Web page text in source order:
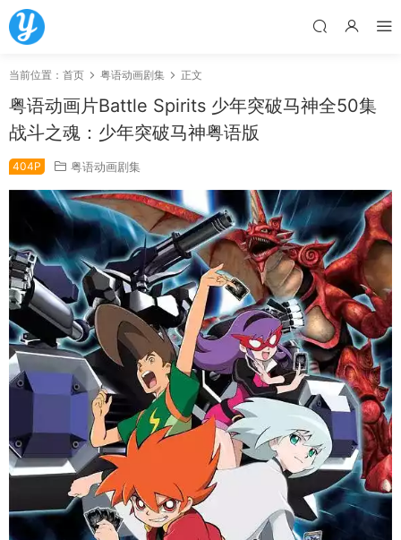
当前位置： 首页 粤语动画剧集 正文
粤语动画片Battle Spirits 少年突破马神全50集
战斗之魂：少年突破马神粤语版
404P 粤语动画剧集